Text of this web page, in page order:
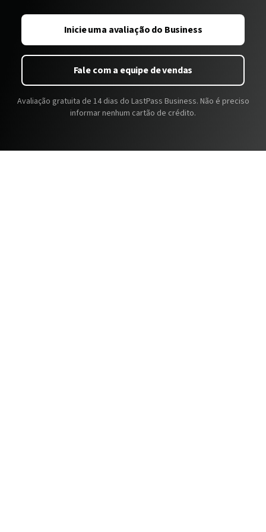
Inicie uma avaliação do Business
Fale com a equipe de vendas
Avaliação gratuita de 14 dias do LastPass Business. Não é preciso
informar nenhum cartão de crédito.